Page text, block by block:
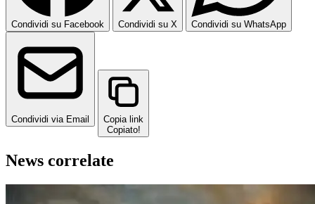
Condividi su Facebook Condividi su X Condividi su WhatsApp
Condividi via Email
Copia link
Copiato!
News correlate